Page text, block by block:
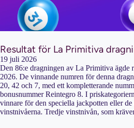
Resultat för La Primitiva
19 juli 2026
Den 86:e dragningen av La Primitiva ägde
2026. De vinnande numren för denna
20, 42 och 7, med ett kompletterande
bonusnummer Reintegro 8. I
vinnare för den speciella jackpotten eller de
vinstnivåerna. Tredje vinstnivån, som